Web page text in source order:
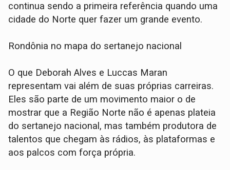
continua sendo a primeira referência quando uma
cidade do Norte quer fazer um grande evento.
Rondônia no mapa do sertanejo nacional
O que Deborah Alves e Luccas Maran
representam vai além de suas próprias carreiras.
Eles são parte de um movimento maior o de
mostrar que a Região Norte não é apenas plateia
do sertanejo nacional, mas também produtora de
talentos que chegam às rádios, às plataformas e
aos palcos com força própria.